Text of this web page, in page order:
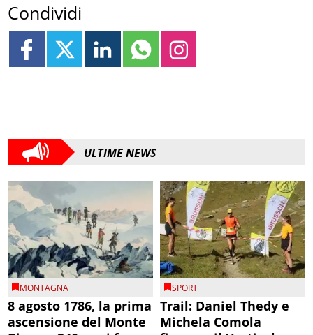
Condividi
ULTIME NEWS
MONTAGNA
8 agosto 1786, la prima
ascensione del Monte
SPORT
Trail: Daniel Thedy e
Michela Comola